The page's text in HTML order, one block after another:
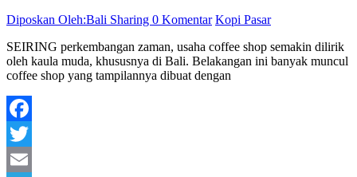
Diposkan Oleh:Bali Sharing 0 Komentar Kopi Pasar
SEIRING perkembangan zaman, usaha coffee shop semakin dilirik
oleh kaula muda, khususnya di Bali. Belakangan ini banyak muncul
coffee shop yang tampilannya dibuat dengan
Facebook
Twitter